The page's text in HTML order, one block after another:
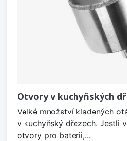
Otvory v kuchyňských
Velké množství kladených
v kuchyňský dřezech. Jestli
otvory pro baterii,...